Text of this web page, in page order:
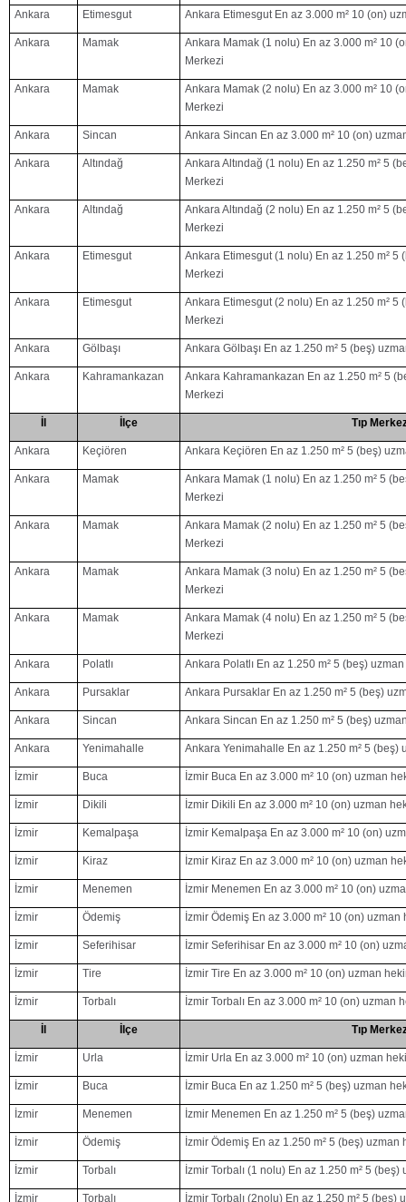
Ankara Etimesgut Ankara Etimesgut En az 3.000 m² 10 (on)
Ankara Mamak
Ankara Mamak (1 nolu) En az 3.000 m² 10
Merkezi
Ankara Mamak
Ankara Mamak (2 nolu) En az 3.000 m² 10
Merkezi
Ankara Sincan Ankara Sincan En az 3.000 m² 10 (on)
Ankara Altındağ
Ankara Altındağ (1 nolu) En az 1.250 m² 5
Merkezi
Ankara Altındağ
Ankara Altındağ (2 nolu) En az 1.250 m² 5
Merkezi
Ankara Etimesgut
Ankara Etimesgut (1 nolu) En az 1.250 m² 5
Merkezi
Ankara Etimesgut
Ankara Etimesgut (2 nolu) En az 1.250 m² 5
Merkezi
Ankara Gölbaşı Ankara Gölbaşı En az 1.250 m² 5 (beş)
Ankara Kahramankazan
Ankara Kahramankazan En az 1.250 m² 5
Merkezi
İlçe Tıp
Ankara Keçiören Ankara Keçiören En az 1.250 m² 5 (beş)
Ankara Mamak
Ankara Mamak (1 nolu) En az 1.250 m² 5
Merkezi
Ankara Mamak
Ankara Mamak (2 nolu) En az 1.250 m² 5
Merkezi
Ankara Mamak
Ankara Mamak (3 nolu) En az 1.250 m² 5
Merkezi
Ankara Mamak
Ankara Mamak (4 nolu) En az 1.250 m² 5
Merkezi
Ankara Polatlı Ankara Polatlı En az 1.250 m² 5 (beş)
Ankara Pursaklar Ankara Pursaklar En az 1.250 m² 5 (beş)
Ankara Sincan Ankara Sincan En az 1.250 m² 5 (beş)
Ankara Yenimahalle Ankara Yenimahalle En az 1.250 m² 5 (beş)
İzmir Buca İzmir Buca En az 3.000 m² 10 (on) uzman
İzmir Dikili İzmir Dikili En az 3.000 m² 10 (on) uzman
İzmir Kemalpaşa İzmir Kemalpaşa En az 3.000 m² 10 (on)
İzmir Kiraz İzmir Kiraz En az 3.000 m² 10 (on) uzman
İzmir Menemen İzmir Menemen En az 3.000 m² 10 (on)
İzmir Ödemiş İzmir Ödemiş En az 3.000 m² 10 (on) uzman
İzmir Seferihisar İzmir Seferihisar En az 3.000 m² 10 (on)
İzmir Tire İzmir Tire En az 3.000 m² 10 (on) uzman
İzmir Torbalı İzmir Torbalı En az 3.000 m² 10 (on) uzman
İlçe Tıp
İzmir Urla İzmir Urla En az 3.000 m² 10 (on) uzman
İzmir Buca İzmir Buca En az 1.250 m² 5 (beş) uzman
İzmir Menemen İzmir Menemen En az 1.250 m² 5 (beş)
İzmir Ödemiş İzmir Ödemiş En az 1.250 m² 5 (beş) uzman
İzmir Torbalı İzmir Torbalı (1 nolu) En az 1.250 m² 5
İzmir Torbalı İzmir Torbalı (2nolu) En az 1.250 m² 5 (beş)